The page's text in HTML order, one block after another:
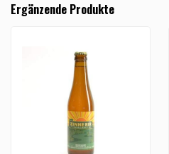
Ergänzende Produkte